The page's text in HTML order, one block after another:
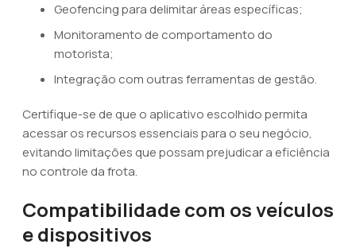
Geofencing para delimitar áreas específicas;
Monitoramento de comportamento do
motorista;
Integração com outras ferramentas de gestão.
Certifique-se de que o aplicativo escolhido permita
acessar os recursos essenciais para o seu negócio,
evitando limitações que possam prejudicar a eficiência
no controle da frota.
Compatibilidade com os veículos
e dispositivos